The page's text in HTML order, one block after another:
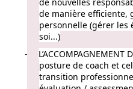
de manière efficiente,
personnelle (gérer les
soi...)
-
L’ACCOMPAGNEMENT
posture de coach et
transition